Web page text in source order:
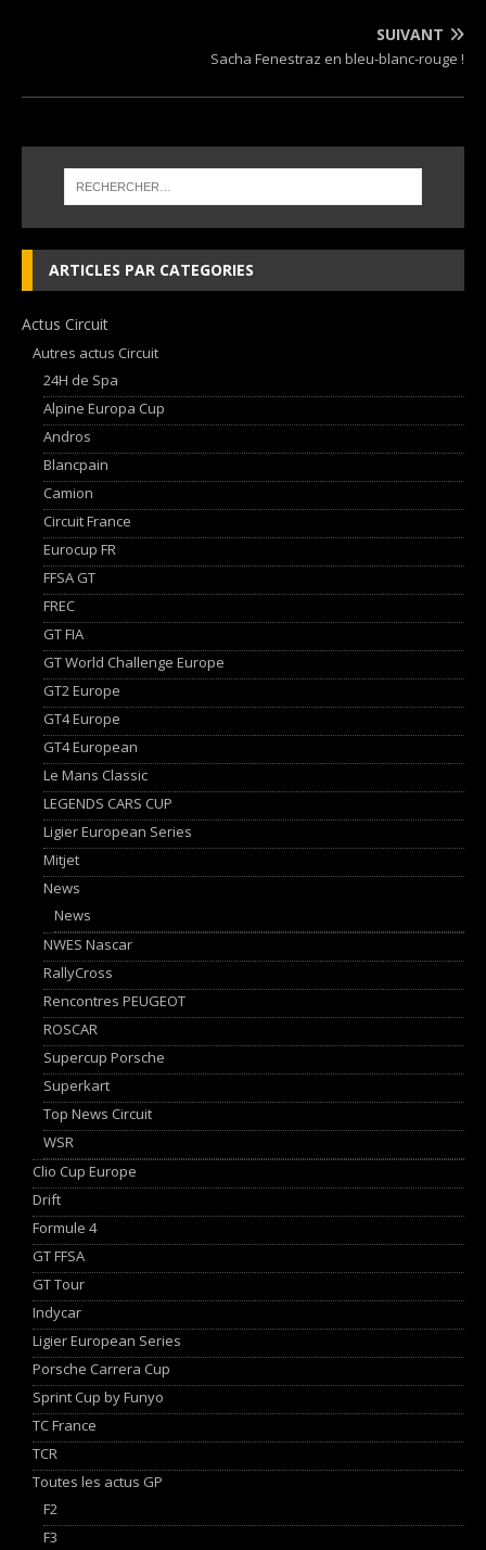
SUIVANT
Sacha Fenestraz en bleu-blanc-rouge !
ARTICLES PAR CATEGORIES
Actus Circuit
Autres actus Circuit
24H de Spa
Alpine Europa Cup
Andros
Blancpain
Camion
Circuit France
Eurocup FR
FFSA GT
FREC
GT FIA
GT World Challenge Europe
GT2 Europe
GT4 Europe
GT4 European
Le Mans Classic
LEGENDS CARS CUP
Ligier European Series
Mitjet
News
News
NWES Nascar
RallyCross
Rencontres PEUGEOT
ROSCAR
Supercup Porsche
Superkart
Top News Circuit
WSR
Clio Cup Europe
Drift
Formule 4
GT FFSA
GT Tour
Indycar
Ligier European Series
Porsche Carrera Cup
Sprint Cup by Funyo
TC France
TCR
Toutes les actus GP
F2
F3